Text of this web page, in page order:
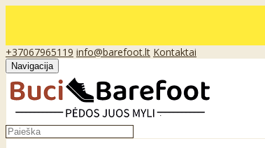
+37067965119 info@barefoot.lt Kontaktai
Navigacija